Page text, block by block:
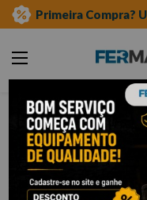
Primeira Compra?
chave de vela